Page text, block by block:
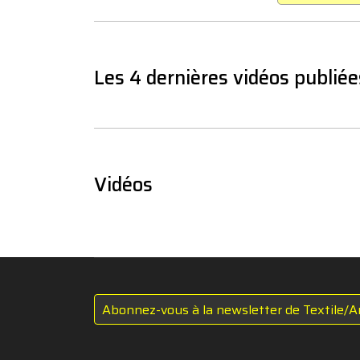
Les 4 dernières vidéos
Vidéos
Abonnez-vous à la newsletter de Textile/